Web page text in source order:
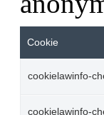
Cookie
cookielawinfo-
cookielawinfo-